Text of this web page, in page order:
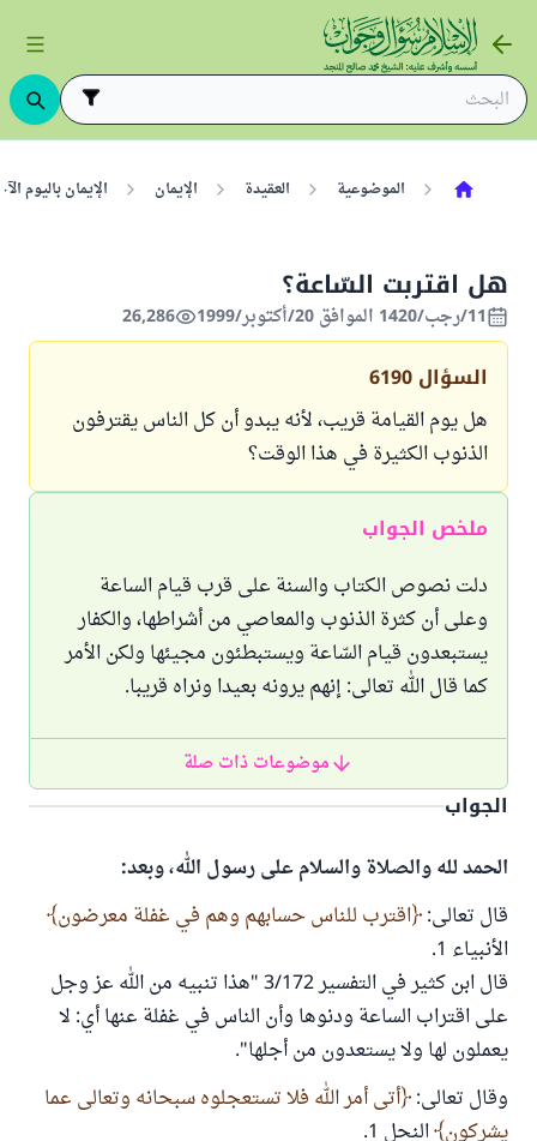
الموضوعية العقيدة الإيمان الإيمان باليوم
هل اقتربت السّاعة؟
11/رجب/1420 الموافق 20/أكتوبر/1999 26,286
السؤال 6190
هل يوم القيامة قريب، لأنه يبدو أن كل الناس يقترفون
الذنوب الكثيرة في هذا الوقت؟
ملخص الجواب
دلت نصوص الكتاب والسنة على قرب قيام الساعة
وعلى أن كثرة الذنوب والمعاصي من أشراطها، والكفار
يستبعدون قيام السّاعة ويستبطئون مجيئها ولكن الأمر
كما قال الله تعالى: إنهم يرونه بعيدا ونراه قريبا.
موضوعات ذات صلة
الجواب
الحمد لله والصلاة والسلام على رسول الله، وبعد:
قال تعالى: اقترب للناس حسابهم وهم في غفلة معرضون
الأنبياء 1.
قال ابن كثير في التفسير 3/172 "هذا تنبيه من الله عز وجل
على اقتراب الساعة ودنوها وأن الناس في غفلة عنها أي: لا
يعملون لها ولا يستعدون من أجلها".
وقال تعالى: أتى أمر الله فلا تستعجلوه سبحانه وتعالى عما
يشركون النحل 1.